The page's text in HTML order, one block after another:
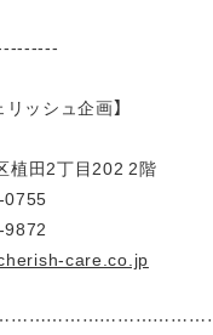
リッシュ企画】
植田2丁目202 2階
0755
9872
care.co.jp